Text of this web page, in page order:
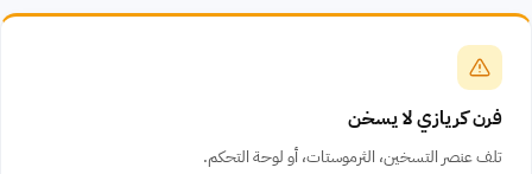
فرن كريازي لا يسخن
تلف عنصر التسخين، الثرموستات، أو لوحة التحكم.